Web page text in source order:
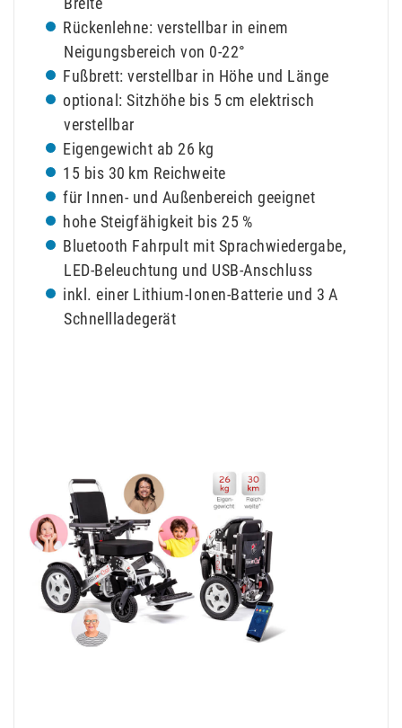
Rückenlehne: verstellbar in einem
Neigungsbereich von 0-22°
Fußbrett: verstellbar in Höhe und Länge
optional: Sitzhöhe bis 5 cm elektrisch
verstellbar
Eigengewicht ab 26 kg
15 bis 30 km Reichweite
für Innen- und Außenbereich geeignet
hohe Steigfähigkeit bis 25 %
Bluetooth Fahrpult mit Sprachwiedergabe,
LED-Beleuchtung und USB-Anschluss
inkl. einer Lithium-Ionen-Batterie und 3 A
Schnellladegerät